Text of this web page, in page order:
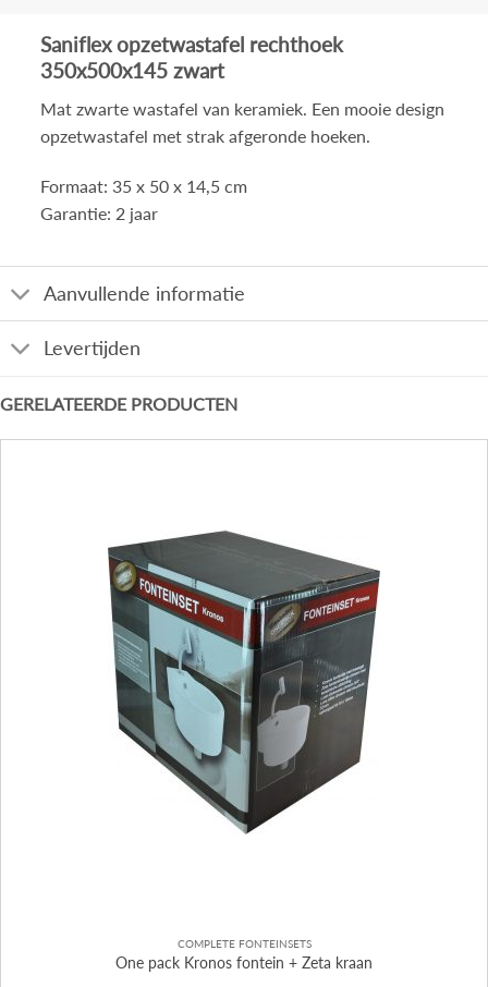
Saniflex opzetwastafel rechthoek
350x500x145 zwart
Mat zwarte wastafel van keramiek. Een mooie design
opzetwastafel met strak afgeronde hoeken.
Formaat: 35 x 50 x 14,5 cm
Garantie: 2 jaar
Aanvullende informatie
Levertijden
GERELATEERDE PRODUCTEN
COMPLETE FONTEINSETS
One pack Kronos fontein + Zeta kraan